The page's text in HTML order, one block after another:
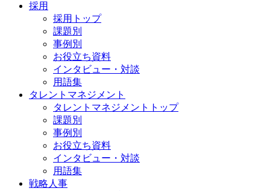
採用
採用トップ
課題別
事例別
お役立ち資料
インタビュー・対談
用語集
タレントマネジメント
タレントマネジメントトップ
課題別
事例別
お役立ち資料
インタビュー・対談
用語集
戦略人事